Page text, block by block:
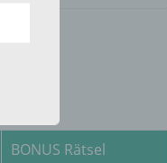
BONUS Rätsel